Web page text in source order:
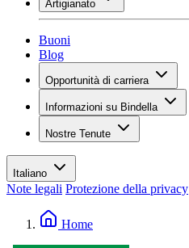
Assortimento
Conoscenza del vino
Artigianato
Panoramica
Buoni
Blog
Opportunità di carriera
Posti vacanti
I tuoi vantaggi
Valori
Informazioni su Bindella
Panoramica
Storia
Les Moby Dicks
Contatti
Sostenibilità
Nostre Tenute
Italiano
Note legali Protezione della privacy
Home